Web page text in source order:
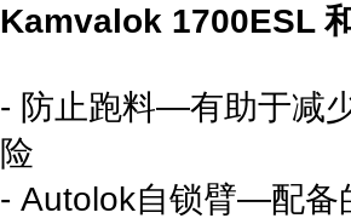
Kamvalok 1700ESL
- 防止跑料—有助于减
险
- Autolok自锁臂—配备